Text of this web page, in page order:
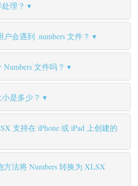
理？
会遇到 .numbers 文件？
文件吗？
是多少？
支持在 iPhone 或 iPad 上创建的
方法将 Numbers 转换为 XLSX